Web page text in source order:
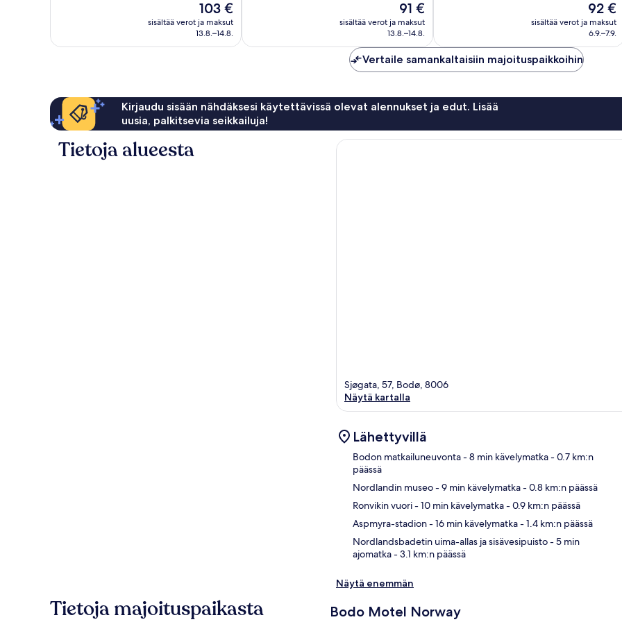
Hinta
on
103 €
103 €
sisältää verot ja maksut
13.8.–14.8.
Hinta
on
91 €
91 €
sisältää verot ja maksut
13.8.–14.8.
Hinta
on
92 €
92 €
sisältää verot ja maksut
6.9.–7.9.
Vertaile samankaltaisiin majoituspaikkoihin
Kirjaudu sisään nähdäksesi käytettävissä olevat alennukset ja edut. Lisää
uusia, palkitsevia seikkailuja!
Tietoja alueesta
Sjøgata, 57, Bodø, 8006
Näytä kartalla
Lähettyvillä
Bodon matkailuneuvonta- 8 min kävelymatka- 0.7 km:n
päässä
Nordlandin museo- 9 min kävelymatka- 0.8 km:n päässä
Ronvikin vuori- 10 min kävelymatka- 0.9 km:n päässä
Aspmyra-stadion- 16 min kävelymatka- 1.4 km:n päässä
Nordlandsbadetin uima-allas ja sisävesipuisto- 5 min
ajomatka- 3.1 km:n päässä
Näytä enemmän
Tietoja majoituspaikasta Bodo Motel Norway